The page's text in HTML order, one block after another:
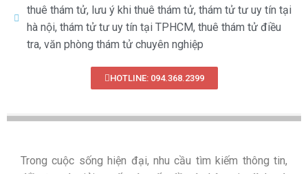
thuê thám tử, lưu ý khi thuê thám tử, thám tử tư uy tín tại
hà nội, thám tử tư uy tín tại TPHCM, thuê thám tử điều
tra, văn phòng thám tử chuyên nghiệp
HOTLINE: 094.368.2399
Trong cuộc sống hiện đại, nhu cầu tìm kiếm thông tin,